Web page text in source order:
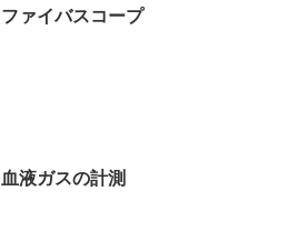
ファイバスコープ
血液ガスの計測